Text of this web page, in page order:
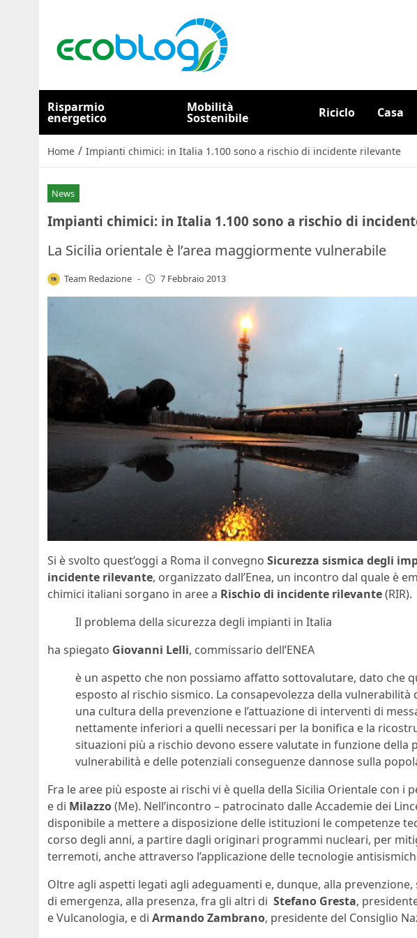
Risparmio
energetico
Mobilità
Sostenibile Riciclo Casa
Home / Impianti chimici: in Italia 1.100 sono a rischio di incidente rilevante
News
Impianti chimici: in Italia 1.100 sono a rischio di
La Sicilia orientale è l’area maggiormente vulnerabile
Team Redazione - 7 Febbraio 2013
Si è svolto quest’oggi a Roma il convegno Sicurezza sismica degli
incidente rilevante, organizzato dall’Enea, un incontro dal quale è
chimici italiani sorgano in aree a Rischio di incidente rilevante(RIR).
Il problema della sicurezza degli impianti in Italia
ha spiegato Giovanni Lelli, commissario dell’ENEA
è un aspetto che non possiamo affatto sottovalutare, dato che
esposto al rischio sismico. La consapevolezza della
una cultura della prevenzione e l’attuazione di interventi di
nettamente inferiori a quelli necessari per la bonifica e la
situazioni più a rischio devono essere valutate in funzione della
vulnerabilità e delle potenziali conseguenze dannose sulla
Fra le aree più esposte ai rischi vi è quella della Sicilia Orientale con i
e di Milazzo(Me). Nell’incontro – patrocinato dalle Accademie dei
disponibile a mettere a disposizione delle istituzioni le competenze
corso degli anni, a partire dagli originari programmi nucleari, per
terremoti, anche attraverso l’applicazione delle tecnologie
Oltre agli aspetti legati agli adeguamenti e, dunque, alla
di emergenza, alla presenza, fra gli altri di Stefano Gresta,
e Vulcanologia, e di Armando Zambrano, presidente del Consiglio